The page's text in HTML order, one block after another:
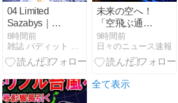
の日本はこん
なにも」多数
の声
04 Limited
Sazabys｜約1
年8ヶ月ぶり
EP『VIEW』9
月30日発売 B-
カバー収録＆
全国ワンマン
8時間前
未来の空へ！
「空飛ぶ通
勤」を現実に
するAlia
CX300とベー
ジーズの挑戦
9時間前
日々のニュース速報
全て表示